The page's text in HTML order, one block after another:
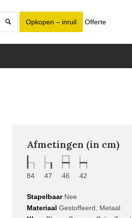
Opkopen – inruil Offerte
Afmetingen (in cm)
84 47 46 42
StapelbaarNee
Materiaal Gestoffeerd, Metaal